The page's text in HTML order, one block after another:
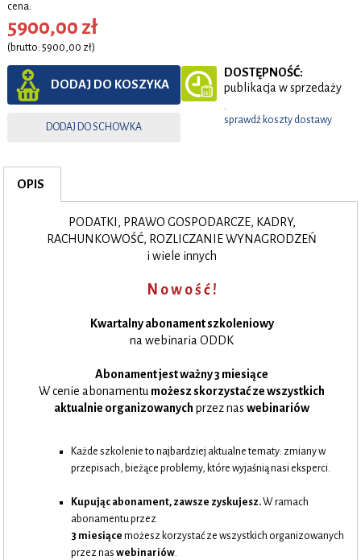
cena:
5900,00 zł
(brutto: 5900,00 zł)
DODAJ DO KOSZYKA
DODAJ DO SCHOWKA
DOSTĘPNOŚĆ:
publikacja w sprzedaży
.
sprawdź koszty dostawy
OPIS
PODATKI, PRAWO GOSPODARCZE, KADRY,
RACHUNKOWOŚĆ, ROZLICZANIE WYNAGRODZEŃ
i wiele innych
N o w o ś ć !
Kwartalny abonament szkoleniowy
na webinaria ODDK
Abonament jest ważny 3 miesiące
W cenie abonamentu możesz skorzystać ze wszystkich
aktualnie organizowanych przez nas webinariów
Każde szkolenie to najbardziej aktualne tematy: zmiany w
przepisach, bieżące problemy, które wyjaśnią nasi eksperci.
Kupując abonament, zawsze zyskujesz.W ramach
abonamentu przez
3 miesiącemożesz korzystać ze wszystkich organizowanych
przez naswebinariów.